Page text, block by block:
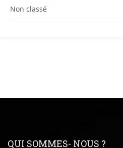
Non classé
QUI SOMMES- NOUS ?